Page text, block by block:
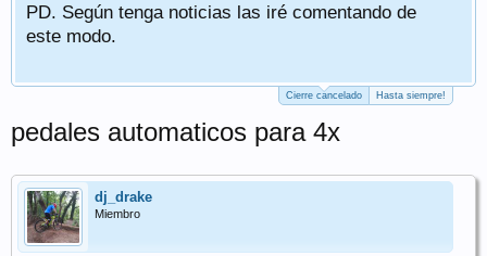
PD. Según tenga noticias las iré comentando de
este modo.
Cierre cancelado Hasta siempre!
pedales automaticos para 4x
dj_drake
Miembro